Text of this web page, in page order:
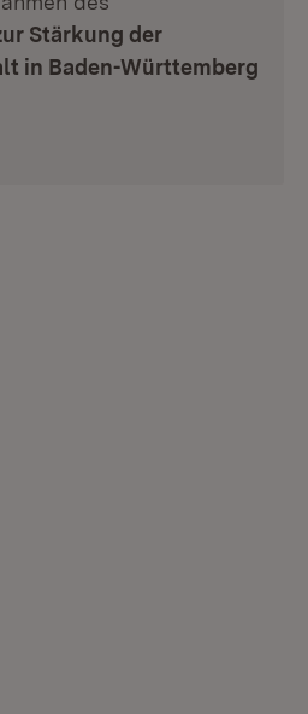
Stärkung der
in Baden-Württemberg